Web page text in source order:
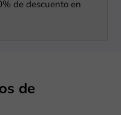
de descuento en
de